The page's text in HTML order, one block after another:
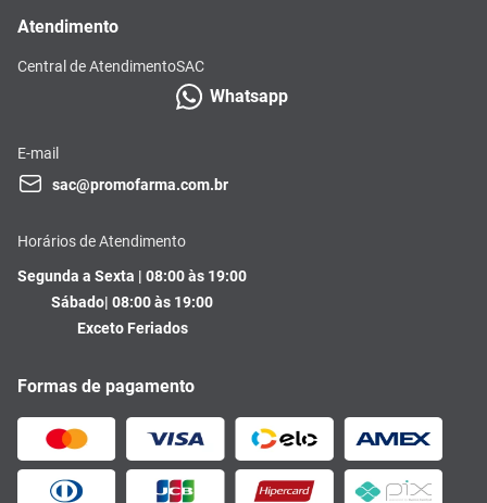
Atendimento
Central de AtendimentoSAC
Whatsapp
E-mail
sac@promofarma.com.br
Horários de Atendimento
Segunda a Sexta | 08:00 às 19:00
Sábado| 08:00 às 19:00
Exceto Feriados
Formas de pagamento